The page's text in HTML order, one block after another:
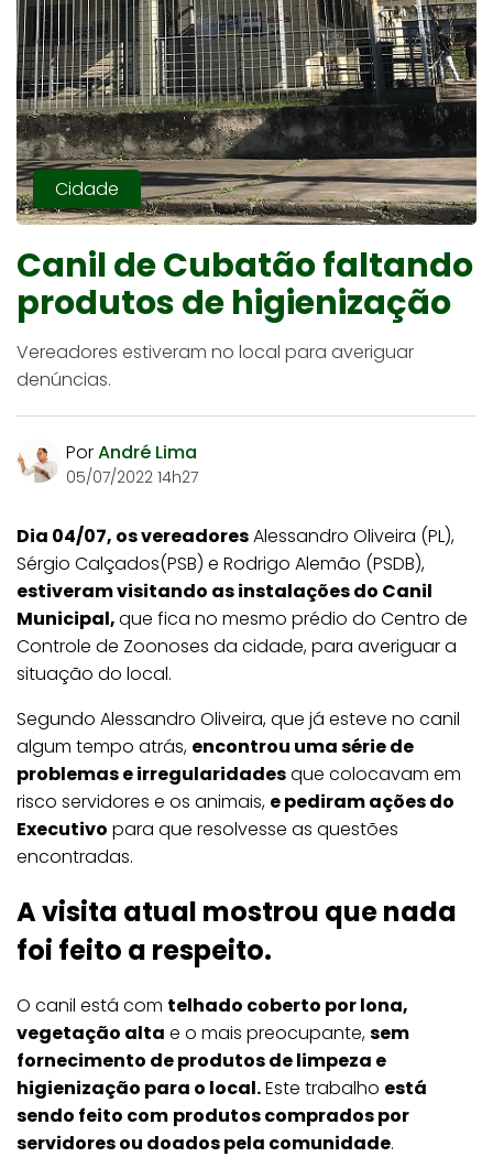
Cidade
Canil de Cubatão faltando
produtos de higienização
Vereadores estiveram no local para averiguar
denúncias.
PorAndré Lima
05/07/2022 14h27
Dia 04/07, os vereadoresAlessandro Oliveira (PL),
Sérgio Calçados(PSB) e Rodrigo Alemão (PSDB),
estiveram visitando as instalações do Canil
Municipal,que fica no mesmo prédio do Centro de
Controle de Zoonoses da cidade, para averiguar a
situação do local.
Segundo Alessandro Oliveira, que já esteve no canil
algum tempo atrás, encontrou uma série de
problemas e irregularidadesque colocavam em
risco servidores e os animais, e pediram ações do
Executivo para que resolvesse as questões
encontradas.
A visita atual mostrou que nada
foi feito a respeito.
O canil está com telhado coberto por lona,
vegetação alta e o mais preocupante,sem
fornecimento de produtos de limpeza e
higienização para o local.Este trabalho está
sendo feito com produtos comprados por
servidores ou doados pela comunidade.